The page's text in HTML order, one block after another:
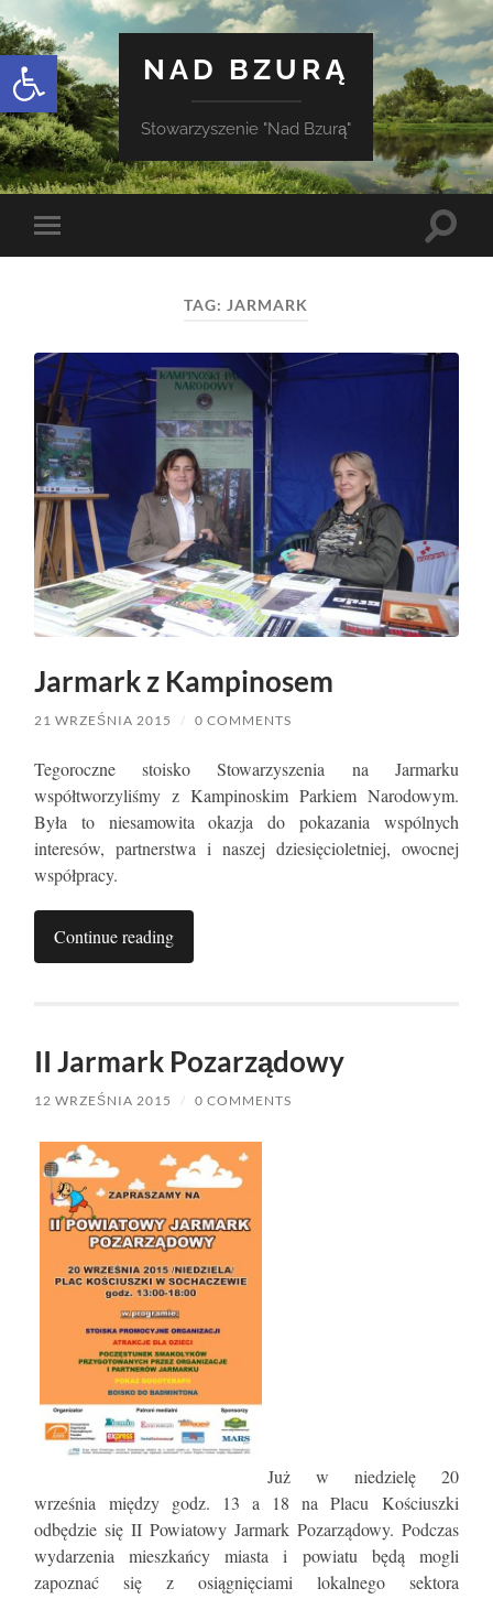
Otwórz pasek narzędzi
NAD BZURĄ
Stowarzyszenie "Nad Bzurą"
Toggle
mobile
Toggle
TAG: JARMARK
Jarmark z Kampinosem
21 WRZEŚNIA 2015 / 0 COMMENTS
Tegoroczne stoisko Stowarzyszenia na Jarmarku
współtworzyliśmy z Kampinoskim Parkiem Narodowym.
Była to niesamowita okazja do pokazania wspólnych
interesów, partnerstwa i naszej dziesięcioletniej, owocnej
współpracy.
Continue reading
II Jarmark Pozarządowy
12 WRZEŚNIA 2015 / 0 COMMENTS
Już w niedzielę 20
września między godz. 13 a 18 na Placu Kościuszki
odbędzie się II Powiatowy Jarmark Pozarządowy. Podczas
wydarzenia mieszkańcy miasta i powiatu będą mogli
zapoznać się z osiągnięciami lokalnego sektora